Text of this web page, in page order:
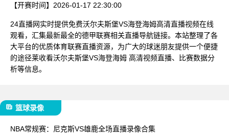
【开赛时间】 2026-01-17 22:30:00
24直播网实时提供免费沃尔夫斯堡VS海登海姆高清直播视频在线
观看，汇集最新最全的德甲联赛相关直播导航链接。本站整理了各
大平台的优质体育联赛直播资源，为广大的球迷朋友提供一个便捷
的途径莱收看沃尔夫斯堡VS海登海姆 高清视频直播、比赛数据分
析等信息。
篮球录像
NBA常规赛：尼克斯VS雄鹿全场直播录像合集